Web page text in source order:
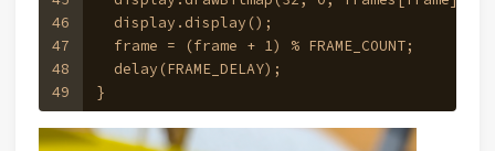
46
47
48
49
  display.display();
  frame = (frame + 1) % FRAME_COUNT;
  delay(FRAME_DELAY);
}